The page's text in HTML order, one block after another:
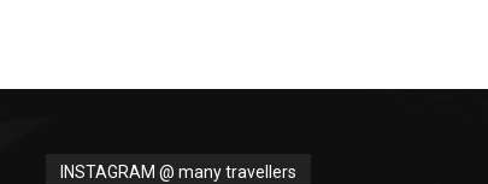
INSTAGRAM @ many travellers